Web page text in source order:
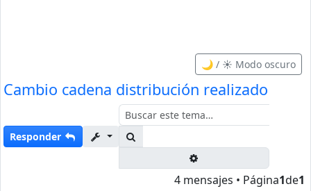
🌙 / ☀️ Modo oscuro
Cambio cadena distribución realizado
Responder
4 mensajes • Página1de1